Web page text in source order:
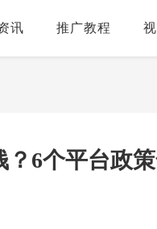
讯 推广教程
6个平台政